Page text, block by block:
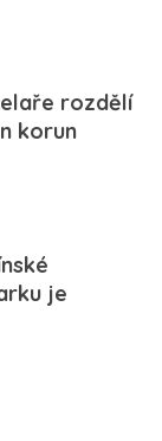
rozdělí
korun
je